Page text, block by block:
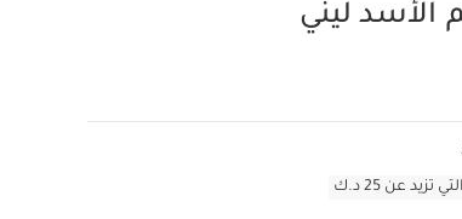
ليني
عن 25 د.ك